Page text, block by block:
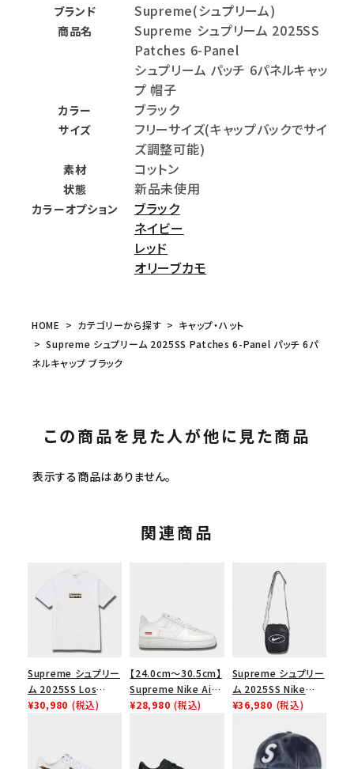
ブランド Supreme(シュプリーム)
商品名
Supreme シュプリーム 2025SS
Patches 6-Panel
シュプリーム パッチ 6パネルキャッ
プ 帽子
カラー ブラック
サイズ
フリーサイズ(キャップバックでサイ
ズ調整可能)
素材 コットン
状態 新品未使用
カラーオプション
ブラック
ネイビー
レッド
オリーブカモ
HOME カテゴリーから探す
キャップ・ハット
Supreme シュプリーム 2025SS Patches 6-Panel パッチ 6パ
ネルキャップ ブラック
この商品を見た人が他に見た商品
表示する商品はありません。
関連商品
Supreme シュプリー
ム 2025SS Los
Angeles Fire Relief
スロゴTシャツ ホワ
¥30,980 (税込)
【24.0cm～30.5cm】
Supreme Nike Air
Force 1 Low シュプ
¥28,980 (税込)
Supreme シュプリー
ム 2025SS Nike
Leather Shoulder
ョルダーバッグ ブラッ
ク 黒
¥36,980 (税込)